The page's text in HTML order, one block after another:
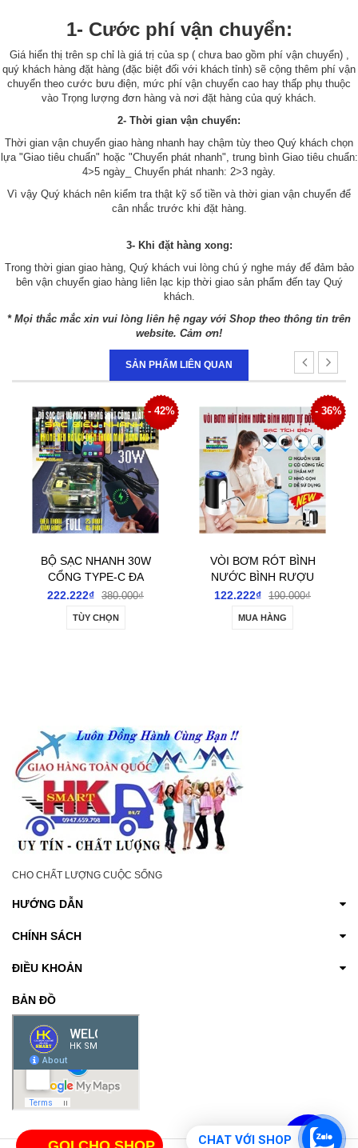
1- Cước phí vận chuyển:
Giá hiển thị trên sp chỉ là giá trị của sp ( chưa bao gồm phí vận chuyển) ,
quý khách hàng đặt hàng (đặc biệt đối với khách tỉnh) sẽ cộng thêm phí vận
chuyển theo cước bưu điện, mức phí vận chuyển cao hay thấp phụ thuộc
vào Trọng lượng đơn hàng và nơi đặt hàng của quý khách.
2- Thời gian vận chuyển:
Thời gian vận chuyển giao hàng nhanh hay chậm tùy theo Quý khách chọn
lựa "Giao tiêu chuẩn" hoặc "Chuyển phát nhanh", trung bình Giao tiêu chuẩn:
4>5 ngày_ Chuyển phát nhanh: 2>3 ngày.
Vì vậy Quý khách nên kiểm tra thật kỹ số tiền và thời gian vận chuyển để
cân nhắc trước khi đặt hàng.
3- Khi đặt hàng xong:
Trong thời gian giao hàng, Quý khách vui lòng chú ý nghe máy để đảm bảo
bên vận chuyển giao hàng liên lạc kịp thời giao sản phẩm đến tay Quý
khách.
* Mọi thắc mắc xin vui lòng liên hệ ngay với Shop theo thông tin trên
website. Cảm ơn!
SẢN PHẨM LIÊN QUAN
- 36%
VÒI BƠM RÓT BÌNH
NƯỚC BÌNH RƯỢU
ĐIỆN TỰ ĐỘNG TÍCH
ĐIỆN SẠC USB
122.222₫ 190.000₫
MUA HÀNG
-
SIÊU RẺ COMBO 10
PHÍCH CẮM ĐIỆN ĐÚC
LIỀN DÂY CẮT THÁO
MÁY LÕI 0.5MM DÀI
1.2M
122.222₫ 190.000₫
MUA HÀNG
CHO CHẤT LƯỢNG CUỘC SỐNG
HƯỚNG DẪN
CHÍNH SÁCH
ĐIỀU KHOẢN
BẢN ĐỒ
CHAT VỚI SHOP